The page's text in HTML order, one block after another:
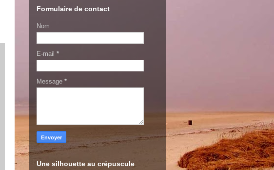
Formulaire de contact
Nom
E-mail *
Message *
Une silhouette au crépuscule